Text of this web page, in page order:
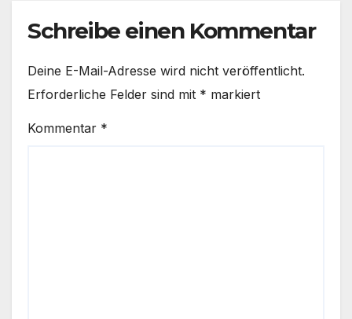
Schreibe einen Kommentar
Deine E-Mail-Adresse wird nicht veröffentlicht.
Erforderliche Felder sind mit * markiert
Kommentar *